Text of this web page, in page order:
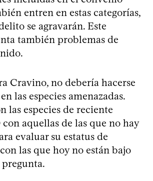
entren en estas categorías,
se agravarán. Este
también problemas de
Cravino, no debería hacerse
las especies amenazadas.
las especies de reciente
aquellas de las que no hay
evaluar su estatus de
las que hoy no están bajo
pregunta.